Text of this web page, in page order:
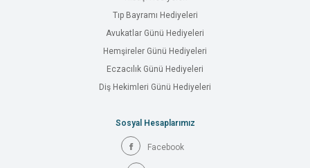
Tıp Bayramı Hediyeleri
Avukatlar Günü Hediyeleri
Hemşireler Günü Hediyeleri
Eczacılık Günü Hediyeleri
Diş Hekimleri Günü Hediyeleri
Sosyal Hesaplarımız
Facebook